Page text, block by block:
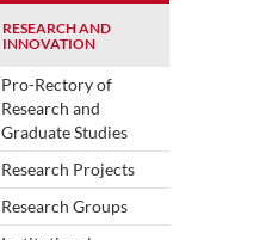
RESEARCH AND
INNOVATION
Pro-Rectory of
Research and
Graduate Studies
Research Projects
Research Groups